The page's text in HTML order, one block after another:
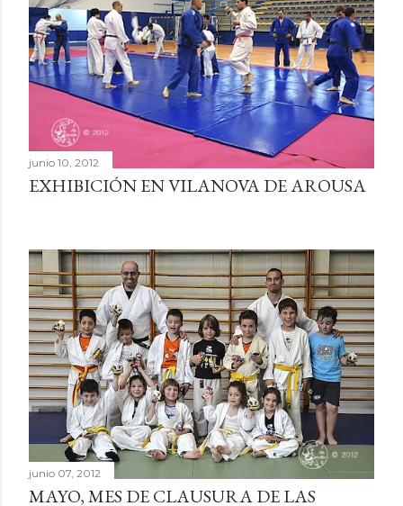
junio 10, 2012
EXHIBICIÓN EN VILANOVA DE AROUSA
junio 07, 2012
MAYO, MES DE CLAUSURA DE LAS